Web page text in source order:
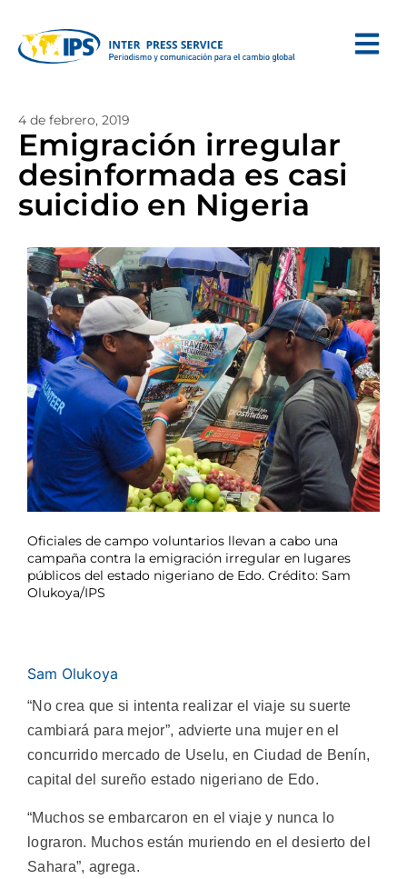
4 de febrero, 2019
Emigración irregular
desinformada es casi
suicidio en Nigeria
Oficiales de campo voluntarios llevan a cabo una
campaña contra la emigración irregular en lugares
públicos del estado nigeriano de Edo. Crédito: Sam
Olukoya/IPS
Sam Olukoya
“No crea que si intenta realizar el viaje su suerte
cambiará para mejor”, advierte una mujer en el
concurrido mercado de Uselu, en Ciudad de Benín,
capital del sureño estado nigeriano de Edo.
“Muchos se embarcaron en el viaje y nunca lo
lograron. Muchos están muriendo en el desierto del
Sahara”, agrega.